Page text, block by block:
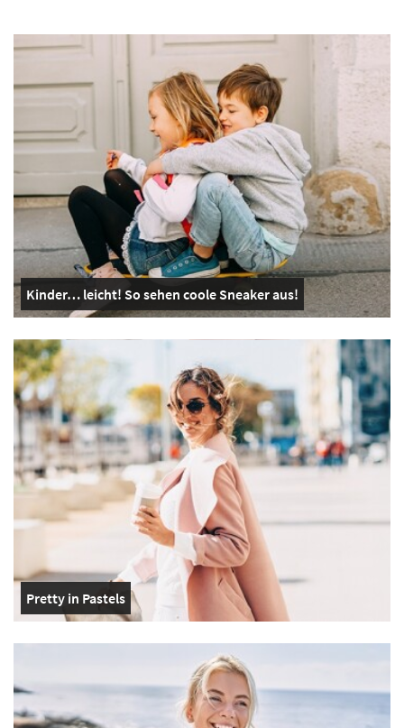
Kinder… leicht! So sehen coole Sneaker aus!
Pretty in Pastels